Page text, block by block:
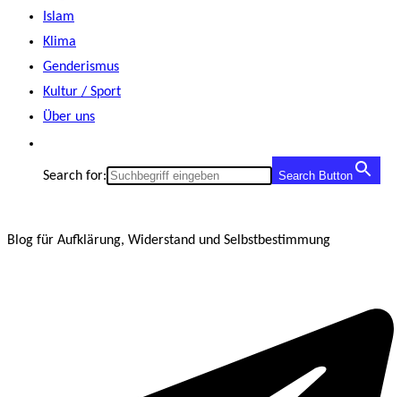
Islam
Klima
Genderismus
Kultur / Sport
Über uns
Search for: Search Button
Blog für Aufklärung, Widerstand und Selbstbestimmung